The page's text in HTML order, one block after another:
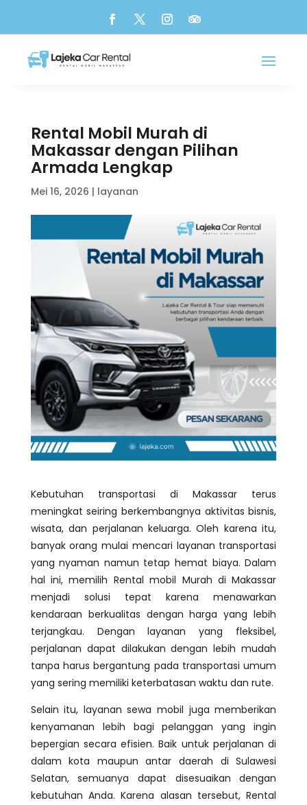
Rental Mobil Murah di
Makassar dengan Pilihan
Armada Lengkap
Mei 16, 2026 | layanan
Kebutuhan transportasi di Makassar terus
meningkat seiring berkembangnya aktivitas bisnis,
wisata, dan perjalanan keluarga. Oleh karena itu,
banyak orang mulai mencari layanan transportasi
yang nyaman namun tetap hemat biaya. Dalam
hal ini, memilih Rental mobil Murah di Makassar
menjadi solusi tepat karena menawarkan
kendaraan berkualitas dengan harga yang lebih
terjangkau. Dengan layanan yang fleksibel,
perjalanan dapat dilakukan dengan lebih mudah
tanpa harus bergantung pada transportasi umum
yang sering memiliki keterbatasan waktu dan rute.
Selain itu, layanan sewa mobil juga memberikan
kenyamanan lebih bagi pelanggan yang ingin
bepergian secara efisien. Baik untuk perjalanan di
dalam kota maupun antar daerah di Sulawesi
Selatan, semuanya dapat disesuaikan dengan
kebutuhan Anda. Karena alasan tersebut, Rental